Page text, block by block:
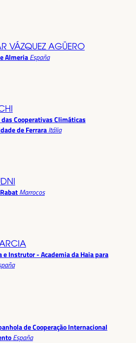
VÁZQUEZ AGÜERO
Almeria España
Cooperativas Climáticas
de Ferrara Itália
Marrocos
e Instrutor - Academia da Haia para
de Cooperação Internacional
España